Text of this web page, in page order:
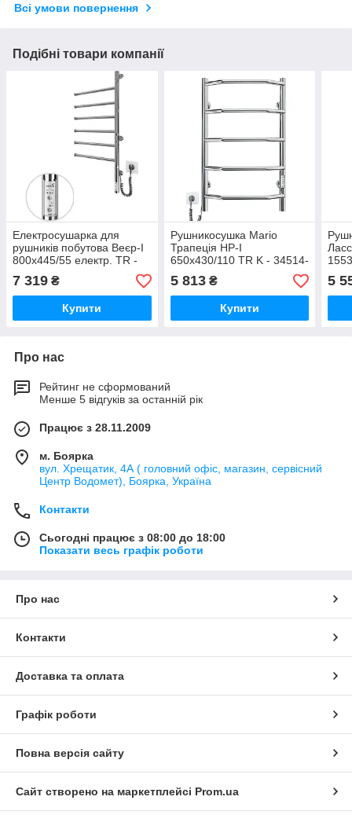
Всі умови повернення
Подібні товари компанії
Електросушарка для
рушників побутова Веєр-I
800х445/55 електр. TR -
34510-01
7 319 ₴
Купити
Рушникосушка Mario
Трапеція HP-I
650х430/110 TR K - 34514-
01
5 813₴
Купити
5
Про нас
Рейтинг не сформований
Менше 5 відгуків за останній рік
Працює з 28.11.2009
м. Боярка
вул. Хрещатик, 4А ( головний офіс, магазин, сервісний
Центр Водомет), Боярка, Україна
Контакти
Сьогодні працює з 08:00 до 18:00
Показати весь графік роботи
Про нас
Контакти
Доставка та оплата
Графік роботи
Повна версія сайту
Сайт створено на маркетплейсі Prom.ua